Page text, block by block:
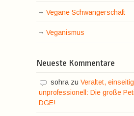
Vegane Schwangerschaft
Veganismus
Neueste Kommentare
sohra zu Veraltet,
unprofessionell: Die große
DGE!